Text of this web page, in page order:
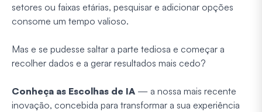
setores ou faixas etárias, pesquisar e adicionar opções
consome um tempo valioso.
Mas e se pudesse saltar a parte tediosa e começar a
recolher dados e a gerar resultados mais cedo?
Conheça as Escolhas de IA — a nossa mais recente
inovação, concebida para transformar a sua experiência